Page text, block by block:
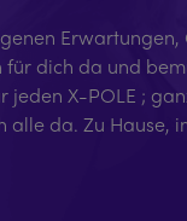
für dich da und
jeden X-POLE ;
alle da. Zu Hause,